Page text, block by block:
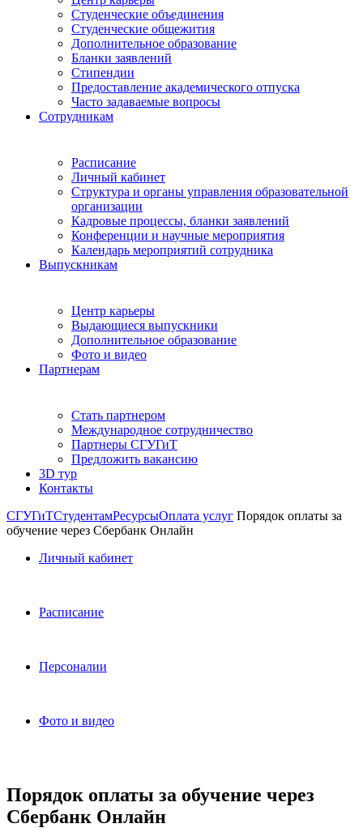
Студенческие объединения
Студенческие общежития
Дополнительное образование
Бланки заявлений
Стипендии
Предоставление академического отпуска
Часто задаваемые вопросы
Сотрудникам
Расписание
Личный кабинет
Структура и органы управления образовательной
организации
Кадровые процессы, бланки заявлений
Конференции и научные мероприятия
Календарь мероприятий сотрудника
Выпускникам
Центр карьеры
Выдающиеся выпускники
Дополнительное образование
Фото и видео
Партнерам
Стать партнером
Международное сотрудничество
Партнеры СГУГиТ
Предложить вакансию
3D тур
Контакты
СГУГиТСтудентамРесурсыОплата услуг Порядок оплаты за
обучение через Сбербанк Онлайн
Личный кабинет
Расписание
Персоналии
Фото и видео
Порядок оплаты за обучение через
Сбербанк Онлайн